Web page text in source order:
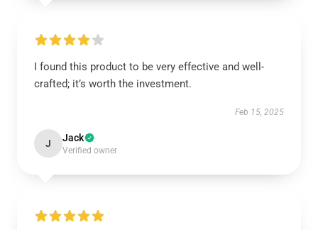
I found this product to be very effective and well-
crafted; it’s worth the investment.
Feb 15, 2025
J Jack
Verified owner